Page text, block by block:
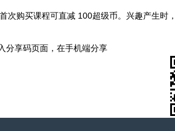
次购买课程可直减 100超级币。兴趣产生时
分享码页面，在手机端分享